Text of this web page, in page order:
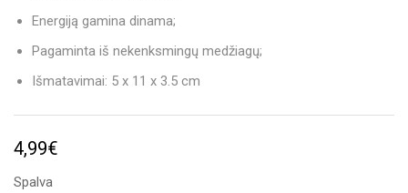
Energiją gamina dinama;
Pagaminta iš nekenksmingų medžiagų;
Išmatavimai: 5 x 11 x 3.5 cm
4,99€
Spalva